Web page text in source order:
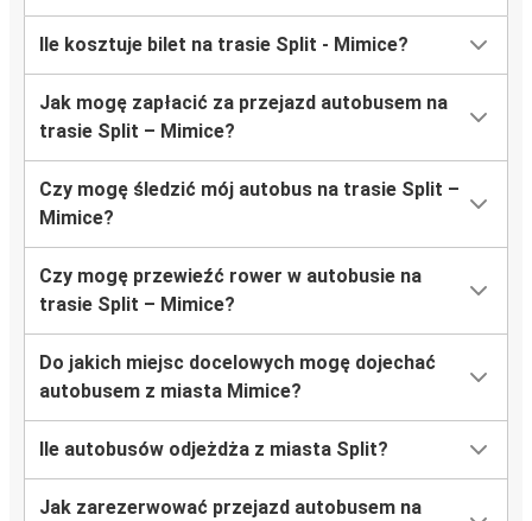
Ile kosztuje bilet na trasie Split - Mimice?
Jak mogę zapłacić za przejazd autobusem na
trasie Split – Mimice?
Czy mogę śledzić mój autobus na trasie Split –
Mimice?
Czy mogę przewieźć rower w autobusie na
trasie Split – Mimice?
Do jakich miejsc docelowych mogę dojechać
autobusem z miasta Mimice?
Ile autobusów odjeżdża z miasta Split?
Jak zarezerwować przejazd autobusem na